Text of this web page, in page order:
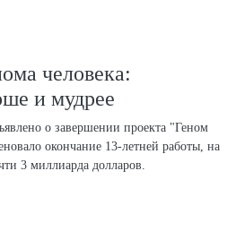
человека:
и мудрее
о завершении проекта "Геном
окончание 13-летней работы, на
3 миллиарда долларов.